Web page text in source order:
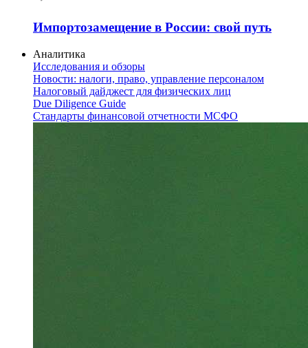
Импортозамещение в России: свой путь
Аналитика
Исследования и обзоры
Новости: налоги, право, управление персоналом
Налоговый дайджест для физических лиц
Due Diligence Guide
Стандарты финансовой отчетности МСФО